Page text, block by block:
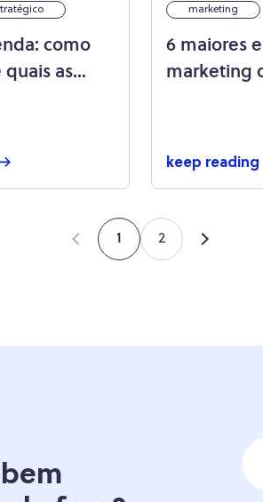
como
as
marketing
6 maiores
marketing
keep reading
1 2